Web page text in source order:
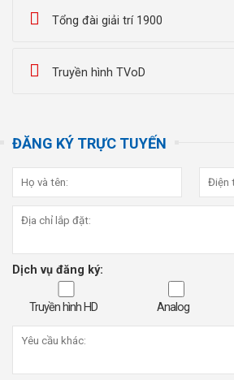
Tổng đài giải trí 1900
Truyền hình TVoD
ĐĂNG KÝ TRỰC TUYẾN
Dịch vụ đăng ký:
Truyền hình HD Analog